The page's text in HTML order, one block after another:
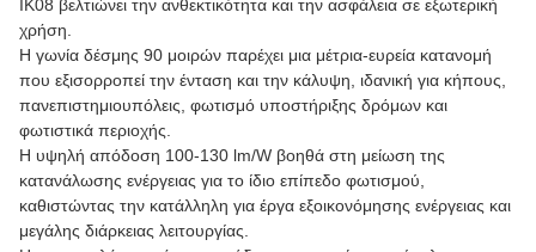
IK08 βελτιώνει την ανθεκτικότητα και την ασφάλεια σε εξωτερική
χρήση.
Η γωνία δέσμης 90 μοιρών παρέχει μια μέτρια-ευρεία κατανομή
που εξισορροπεί την ένταση και την κάλυψη, ιδανική για κήπους,
πανεπιστημιουπόλεις, φωτισμό υποστήριξης δρόμων και
φωτιστικά περιοχής.
Η υψηλή απόδοση 100-130 lm/W βοηθά στη μείωση της
κατανάλωσης ενέργειας για το ίδιο επίπεδο φωτισμού,
καθιστώντας την κατάλληλη για έργα εξοικονόμησης ενέργειας και
μεγάλης διάρκειας λειτουργίας.